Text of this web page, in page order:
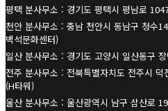
평택 분사무소 : 경기도 평택시 평남로
천안 분사무소 : 충남 천안시 동남구 청수
백석문화센터)
일산 분사무소 : 경기도 고양시 일산동구
전주 분사무소 : 전북특별자치도 전주시
(H타워)
울산 분사무소 : 울산광역시 남구 삼산로